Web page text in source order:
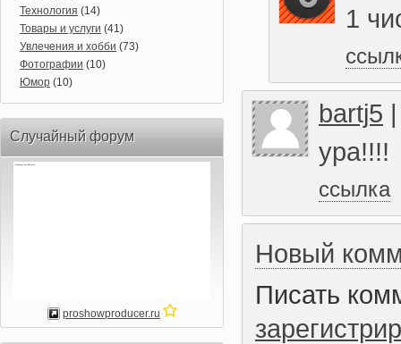
Технология (14)
Товары и услуги (41)
Увлечения и хобби (73)
Фотографии (10)
Юмор (10)
Случайный форум
proshowproducer.ru
1
bartj5
ура!!!!
ссылка
Новый
Писать